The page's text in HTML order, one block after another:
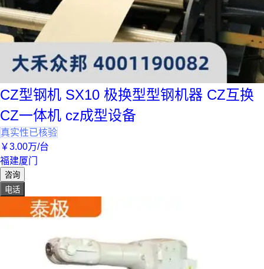
CZ型钢机 SX10 极换型型钢机器 CZ互换
CZ一体机 cz成型设备
真实性已核验
￥3.00万/台
福建厦门
咨询
电话